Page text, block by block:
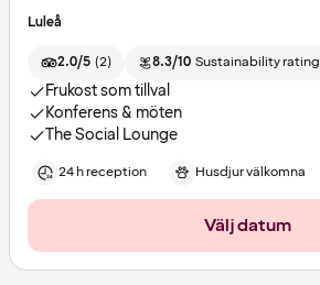
Luleå
2.0/5 (2) 8.3/10 Sustainability rating
Frukost som tillval
Konferens & möten
The Social Lounge
24 h reception Husdjur välkomna
Välj datum